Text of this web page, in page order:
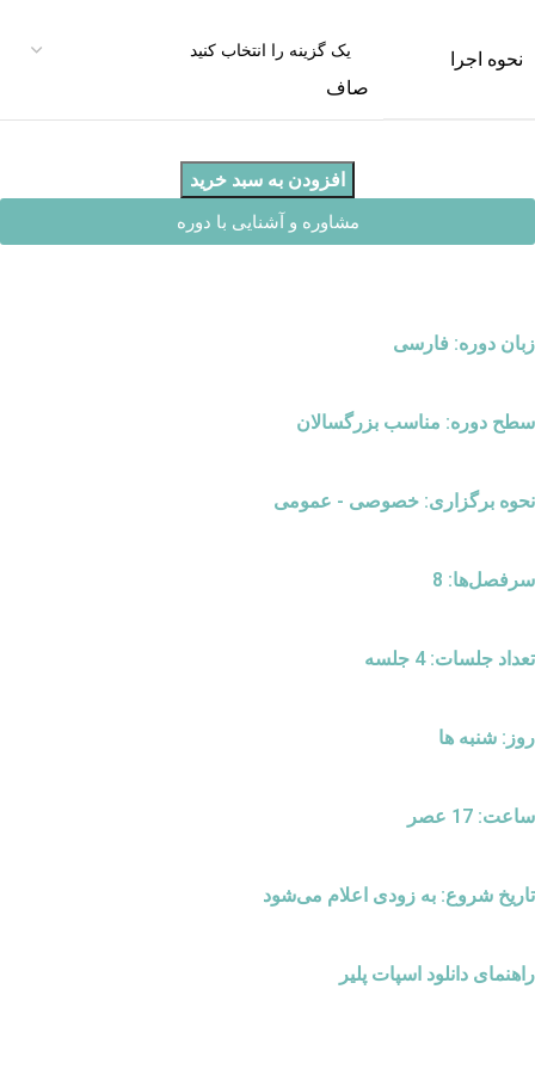
نحوه اجرا
صاف
افزودن به سبد خرید
مشاوره و آشنایی با دوره
زبان دوره: فارسی
سطح دوره: مناسب بزرگسالان
نحوه برگزاری: خصوصی - عمومی
سرفصل‌ها: 8
تعداد جلسات: 4 جلسه
روز: شنبه ها
ساعت: 17 عصر
تاریخ شروع: به زودی اعلام می‌شود
راهنمای دانلود اسپات پلیر